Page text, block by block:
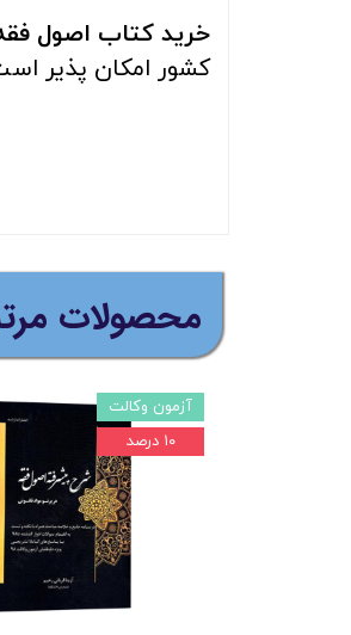
خرید کتاب اصول
کشور امکان پذیر
​محصولات
آزمون وکالت
۱۰ درصد